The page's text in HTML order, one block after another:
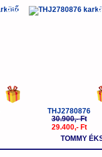
-5% -
THJ2780876
30.900,- Ft
29.400,- Ft
TOMMY